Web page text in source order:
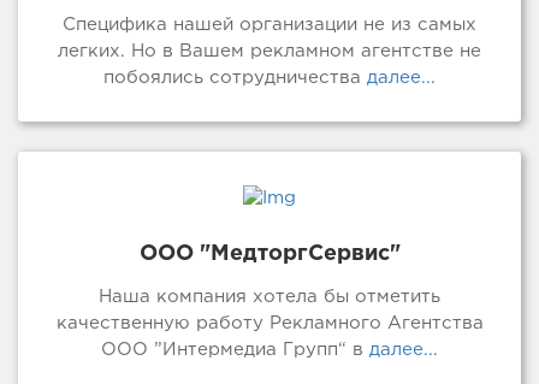
Специфика нашей организации не из самых
легких. Но в Вашем рекламном агентстве не
побоялись сотрудничества далее...
ООО "МедторгСервис"
Наша компания хотела бы отметить
качественную работу Рекламного Агентства
ООО ”Интермедиа Групп“ в далее...